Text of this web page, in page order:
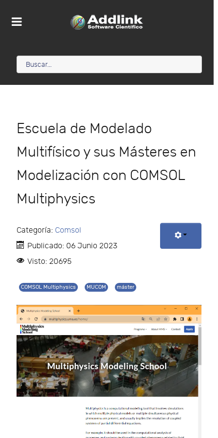
Escuela de Modelado
Multifísico y sus Másteres en
Modelización con COMSOL
Multiphysics
Categoría: Comsol
Publicado: 06 Junio 2023
Visto: 20695
COMSOL Multiphysics MUCOM máster